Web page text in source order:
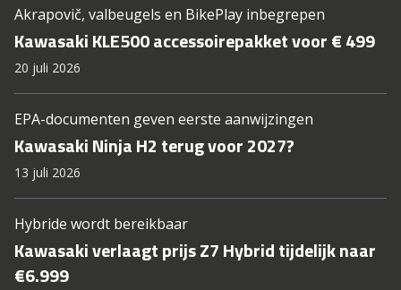
Akrapovič, valbeugels en BikePlay inbegrepen
Kawasaki KLE500 accessoirepakket voor € 499
20 juli 2026
EPA-documenten geven eerste aanwijzingen
Kawasaki Ninja H2 terug voor 2027?
13 juli 2026
Hybride wordt bereikbaar
Kawasaki verlaagt prijs Z7 Hybrid tijdelijk naar
€6.999